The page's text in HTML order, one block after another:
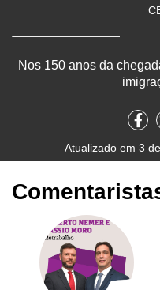
Nos 150 anos da
Atualizado em 3